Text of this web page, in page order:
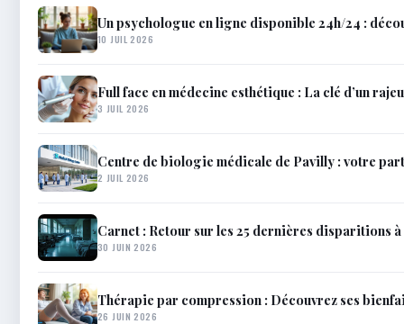
Un psychologue en ligne disponible 24h/24 :
10 JUIL 2026
Full face en médecine esthétique : La clé d’un
3 JUIL 2026
Centre de biologie médicale de Pavilly : votre
2 JUIL 2026
Carnet : Retour sur les 25 dernières disparitions
30 JUIN 2026
Thérapie par compression : Découvrez ses
26 JUIN 2026